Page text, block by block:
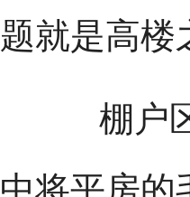
题就是高楼
棚户区